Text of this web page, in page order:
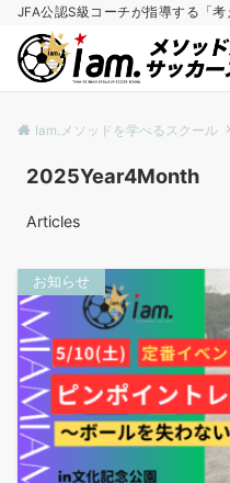
JFA公認S級コーチが指導する「考
Iam.メソッドを学べるスクール
2025Year4Month
Articles
お知らせ